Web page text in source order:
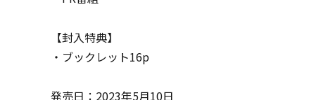
【封入特典】
・ブックレット16p
発売日：2023年5月10日